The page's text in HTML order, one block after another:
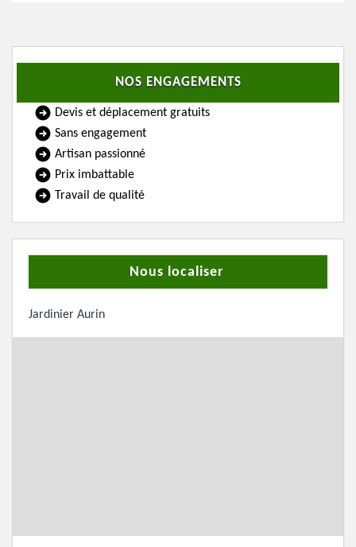
NOS ENGAGEMENTS
Devis et déplacement gratuits
Sans engagement
Artisan passionné
Prix imbattable
Travail de qualité
Nous localiser
Jardinier Aurin